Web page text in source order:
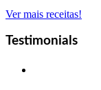
Ver mais receitas!
Testimonials